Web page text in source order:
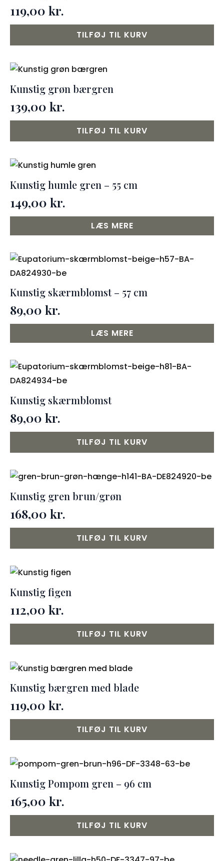
Mulighederne
kan
på
varesiden
119,00 kr.
TILFØJ TIL KURV
Kunstig grøn bærgren
139,00 kr.
TILFØJ TIL KURV
Kunstig humle gren – 55 cm
149,00 kr.
LÆS MERE
Kunstig skærmblomst – 57 cm
89,00 kr.
LÆS MERE
Kunstig skærmblomst
89,00 kr.
TILFØJ TIL KURV
Kunstig gren brun/grøn
168,00 kr.
TILFØJ TIL KURV
Kunstig figen
112,00 kr.
TILFØJ TIL KURV
Kunstig bærgren med blade
119,00 kr.
TILFØJ TIL KURV
Kunstig Pompom gren – 96 cm
165,00 kr.
TILFØJ TIL KURV